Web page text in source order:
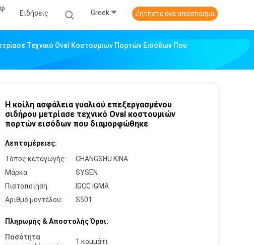
Ειδήσεις Greek Ζητήστε ένα απόσπασμα
Τεχνικό Oval Κοστουμιών Πορτών Εισόδων Που
Η κοίλη ασφάλεια γυαλιού επεξεργασμένου
σιδήρου μετρίασε τεχνικό Oval κοστουμιών
πορτών εισόδων που διαμορφώθηκε
Λεπτομέρειες:
Τόπος καταγωγής:
CHANGSHU ΚΙΝΑ
Μάρκα:
SYSEN
Πιστοποίηση:
IGCC IGMA
Αριθμό μοντέλου:
S501
Πληρωμής & Αποστολής Όροι:
Ποσότητα
1 κομμάτι